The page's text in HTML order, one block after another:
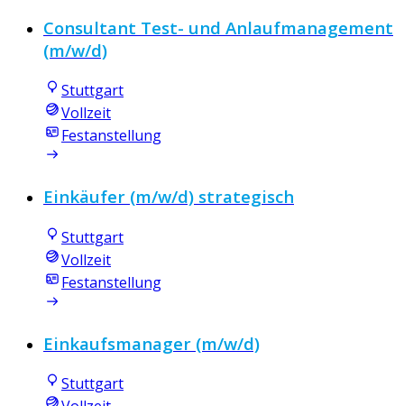
Consultant Test- und Anlaufmanagement
(m/w/d)
Stuttgart
Vollzeit
Festanstellung
Einkäufer (m/w/d) strategisch
Stuttgart
Vollzeit
Festanstellung
Einkaufsmanager (m/w/d)
Stuttgart